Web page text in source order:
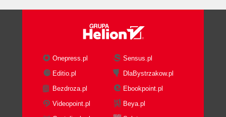
Onepress.pl
Sensus.pl
Editio.pl
DlaBystrzakow.pl
Bezdroza.pl
Ebookpoint.pl
Videopoint.pl
Beya.pl